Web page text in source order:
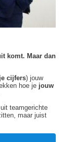
komt. Maar dan
je cijfers) jouw
hoe je jouw
teamgerichte
maar juist